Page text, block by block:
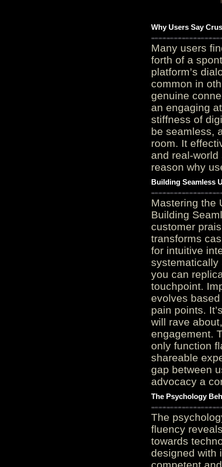
Why Users Say
Many users
forth of a
platform’s
common in
genuine
an engaging
stiffness of
be seamless,
room. It
and real-
reason why
Building Seamless
Mastering the
Building
customer
transforms
for intuitive
systematically
you can
touchpoint.
evolves
pain points.
will rave
engagement.
only function
shareable
gap between
advocacy a
The Psychology
The
fluency
towards
designed with